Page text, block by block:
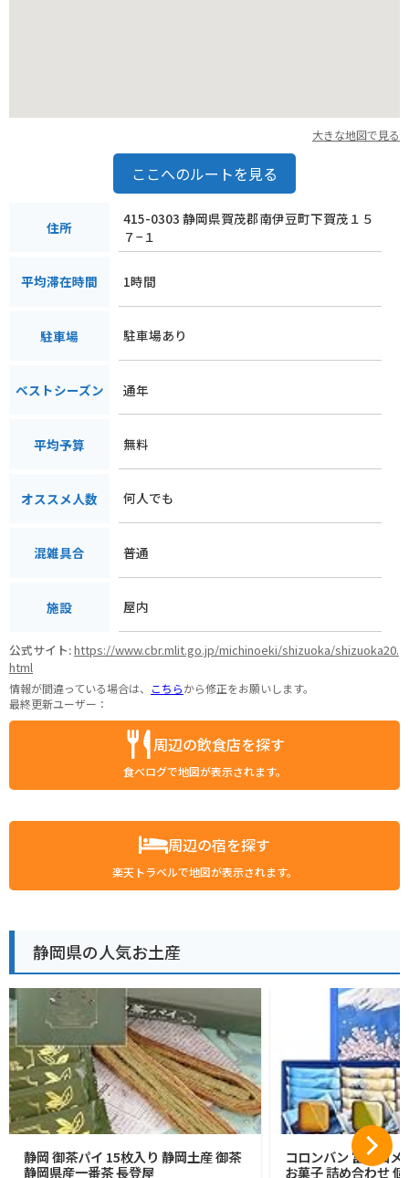
大きな地図で見る
ここへのルートを見る
住所
415-0303 静岡県賀茂郡南伊豆町下賀茂１５
７−１
平均滞在時間 1時間
駐車場 駐車場あり
ベストシーズン 通年
平均予算 無料
オススメ人数 何人でも
混雑具合 普通
施設 屋内
公式サイト:https://www.cbr.mlit.go.jp/michinoeki/shizuoka/shizuoka20.
html
情報が間違っている場合は、 こちらから修正をお願いします。
最終更新ユーザー：
周辺の飲食店を探す
食べログで地図が表示されます。
周辺の宿を探す
楽天トラベルで地図が表示されます。
静岡県の人気お土産
静岡 御茶パイ 15枚入り 静岡土産 御茶
静岡県産一番茶 長登屋
コロンバン 富士山メ
お菓子 詰め合わせ